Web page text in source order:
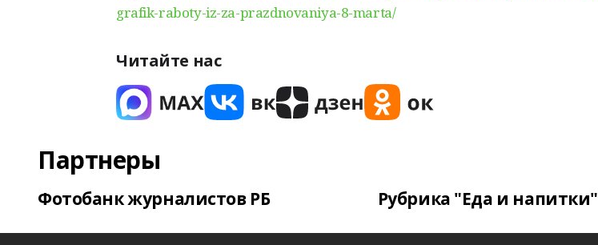
grafik-raboty-iz-za-prazdnovaniya-8-marta/
Читайте нас
Партнеры
Фотобанк журналистов РБ Рубрика "Еда и напитки"